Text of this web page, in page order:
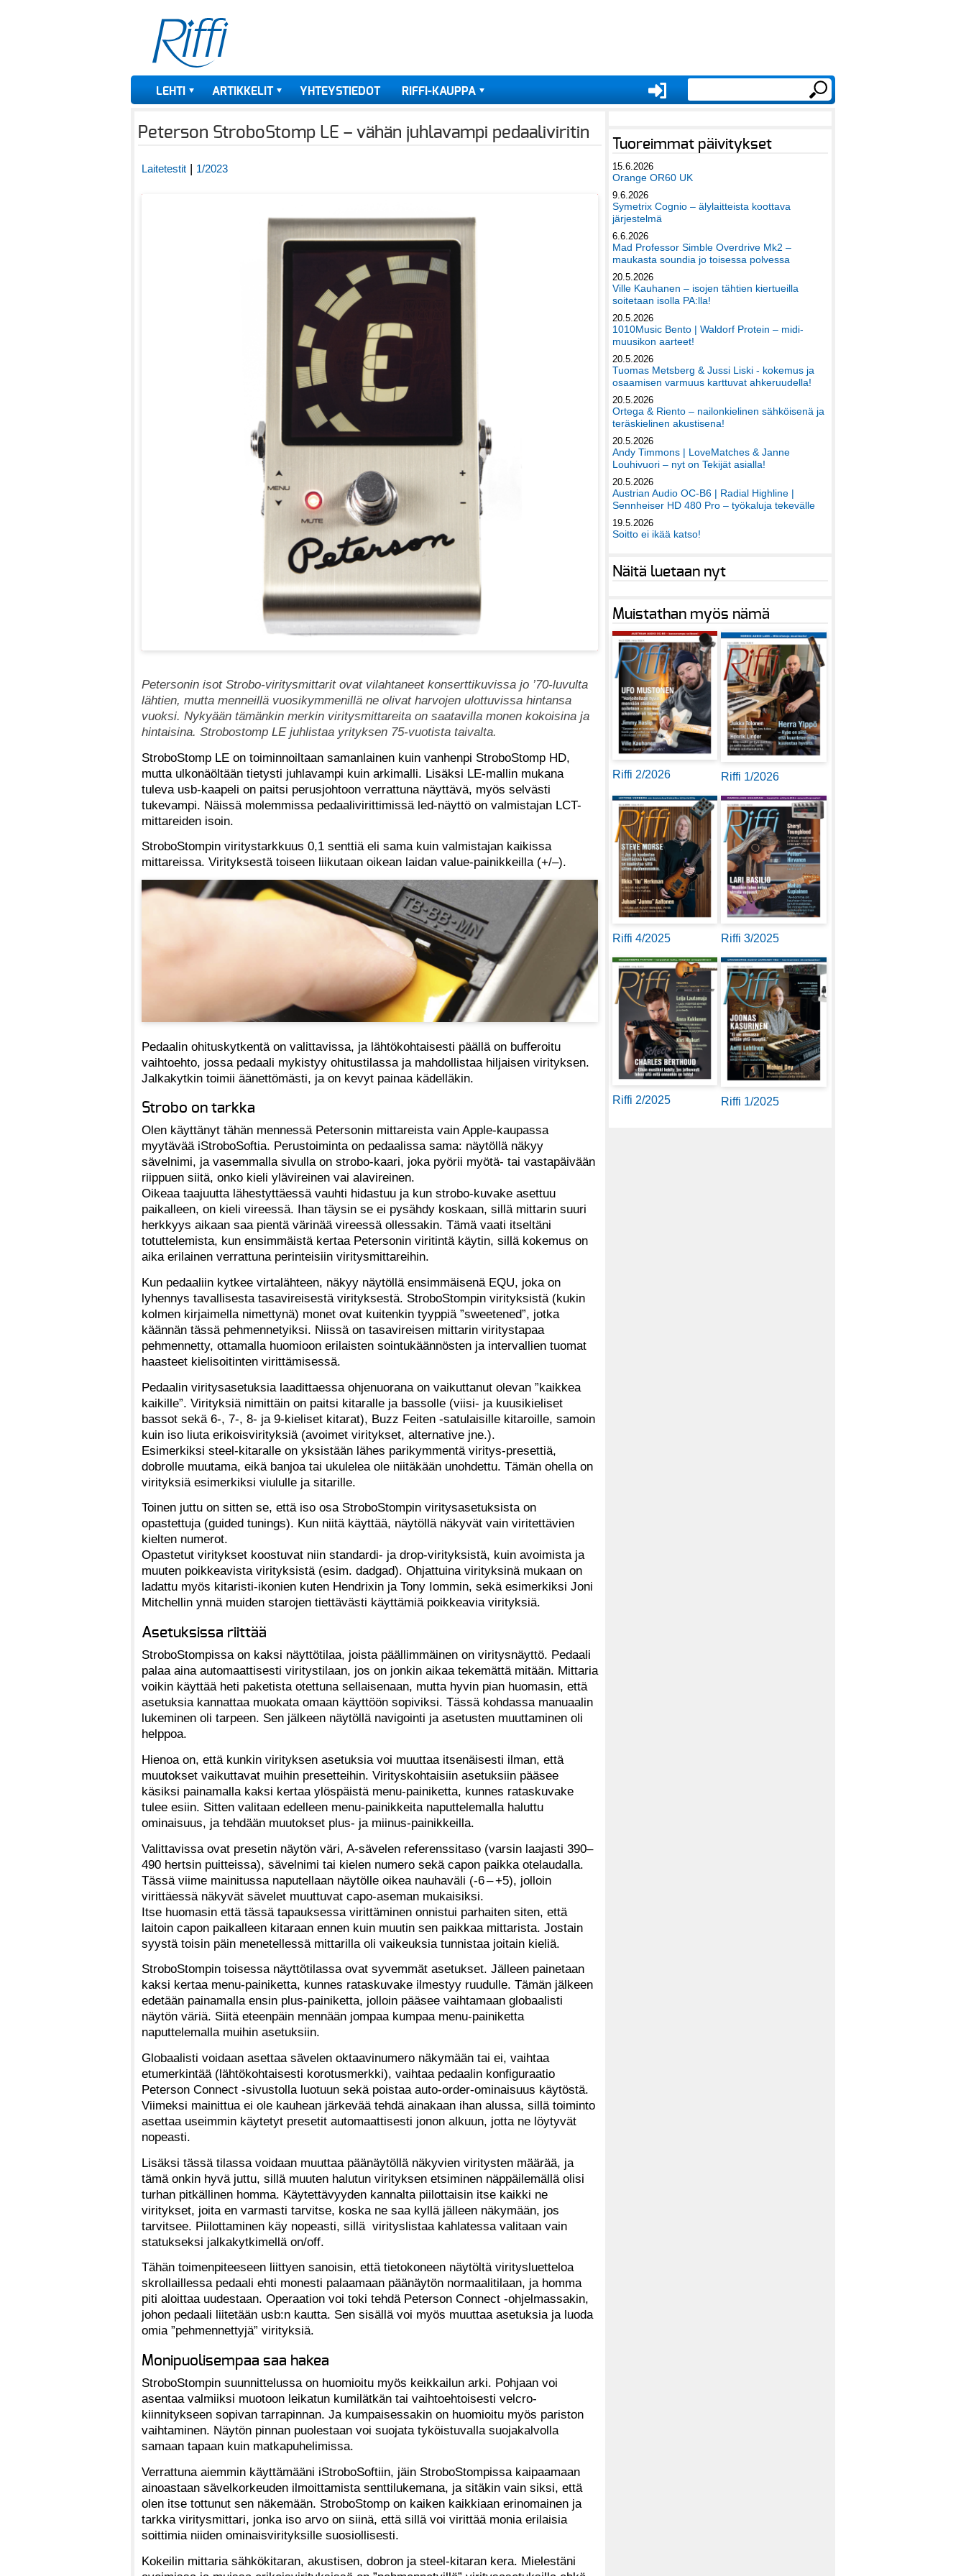
LEHTI ARTIKKELIT YHTEYSTIEDOT RIFFI-KAUPPA
Peterson StroboStomp LE – vähän juhlavampi pedaaliviritin
Laitetestit | 1/2023
Petersonin isot Strobo-viritysmittarit ovat vilahtaneet konserttikuvissa jo ’70-luvulta
lähtien, mutta menneillä vuosikymmenillä ne olivat harvojen ulottuvissa hintansa
vuoksi. Nykyään tämänkin merkin viritysmittareita on saatavilla monen kokoisina ja
hintaisina. Strobostomp LE juhlistaa yrityksen 75-vuotista taivalta.
StroboStomp LE on toiminnoiltaan samanlainen kuin vanhenpi StroboStomp HD,
mutta ulkonäöltään tietysti juhlavampi kuin arkimalli. Lisäksi LE-mallin mukana
tuleva usb-kaapeli on paitsi perusjohtoon verrattuna näyttävä, myös selvästi
tukevampi. Näissä molemmissa pedaalivirittimissä led-näyttö on valmistajan LCT-
mittareiden isoin.
StroboStompin viritystarkkuus 0,1 senttiä eli sama kuin valmistajan kaikissa
mittareissa. Virityksestä toiseen liikutaan oikean laidan value-painikkeilla (+/–).
Pedaalin ohituskytkentä on valittavissa, ja lähtökohtaisesti päällä on bufferoitu
vaihtoehto, jossa pedaali mykistyy ohitustilassa ja mahdollistaa hiljaisen virityksen.
Jalkakytkin toimii äänettömästi, ja on kevyt painaa kädelläkin.
Strobo on tarkka
Olen käyttänyt tähän mennessä Petersonin mittareista vain Apple-kaupassa
myytävää iStroboSoftia. Perustoiminta on pedaalissa sama: näytöllä näkyy
sävelnimi, ja vasemmalla sivulla on strobo-kaari, joka pyörii myötä- tai vastapäivään
riippuen siitä, onko kieli ylävireinen vai alavireinen.
Oikeaa taajuutta lähestyttäessä vauhti hidastuu ja kun strobo-kuvake asettuu
paikalleen, on kieli vireessä. Ihan täysin se ei pysähdy koskaan, sillä mittarin suuri
herkkyys aikaan saa pientä värinää vireessä ollessakin. Tämä vaati itseltäni
totuttelemista, kun ensimmäistä kertaa Petersonin viritintä käytin, sillä kokemus on
aika erilainen verrattuna perinteisiin viritysmittareihin.
Kun pedaaliin kytkee virtalähteen, näkyy näytöllä ensimmäisenä EQU, joka on
lyhennys tavallisesta tasavireisestä virityksestä. StroboStompin virityksistä (kukin
kolmen kirjaimella nimettynä) monet ovat kuitenkin tyyppiä ”sweetened”, jotka
käännän tässä pehmennetyiksi. Niissä on tasavireisen mittarin viritystapaa
pehmennetty, ottamalla huomioon erilaisten sointukäännösten ja intervallien tuomat
haasteet kielisoitinten virittämisessä.
Pedaalin viritysasetuksia laadittaessa ohjenuorana on vaikuttanut olevan ”kaikkea
kaikille”. Virityksiä nimittäin on paitsi kitaralle ja bassolle (viisi- ja kuusikieliset
bassot sekä 6-, 7-, 8- ja 9-kieliset kitarat), Buzz Feiten -satulaisille kitaroille, samoin
kuin iso liuta erikoisvirityksiä (avoimet viritykset, alternative jne.).
Esimerkiksi steel-kitaralle on yksistään lähes parikymmentä viritys-presettiä,
dobrolle muutama, eikä banjoa tai ukulelea ole niitäkään unohdettu. Tämän ohella on
virityksiä esimerkiksi viululle ja sitarille.
Toinen juttu on sitten se, että iso osa StroboStompin viritysasetuksista on
opastettuja (guided tunings). Kun niitä käyttää, näytöllä näkyvät vain viritettävien
kielten numerot.
Opastetut viritykset koostuvat niin standardi- ja drop-virityksistä, kuin avoimista ja
muuten poikkeavista virityksistä (esim. dadgad). Ohjattuina virityksinä mukaan on
ladattu myös kitaristi-ikonien kuten Hendrixin ja Tony Iommin, sekä esimerkiksi Joni
Mitchellin ynnä muiden starojen tiettävästi käyttämiä poikkeavia virityksiä.
Asetuksissa riittää
StroboStompissa on kaksi näyttötilaa, joista päällimmäinen on viritysnäyttö. Pedaali
palaa aina automaattisesti viritystilaan, jos on jonkin aikaa tekemättä mitään. Mittaria
voikin käyttää heti paketista otettuna sellaisenaan, mutta hyvin pian huomasin, että
asetuksia kannattaa muokata omaan käyttöön sopiviksi. Tässä kohdassa manuaalin
lukeminen oli tarpeen. Sen jälkeen näytöllä navigointi ja asetusten muuttaminen oli
helppoa.
Hienoa on, että kunkin virityksen asetuksia voi muuttaa itsenäisesti ilman, että
muutokset vaikuttavat muihin presetteihin. Virityskohtaisiin asetuksiin pääsee
käsiksi painamalla kaksi kertaa ylöspäistä menu-painiketta, kunnes rataskuvake
tulee esiin. Sitten valitaan edelleen menu-painikkeita naputtelemalla haluttu
ominaisuus, ja tehdään muutokset plus- ja miinus-painikkeilla.
Valittavissa ovat presetin näytön väri, A-sävelen referenssitaso (varsin laajasti 390–
490 hertsin puitteissa), sävelnimi tai kielen numero sekä capon paikka otelaudalla.
Tässä viime mainitussa naputellaan näytölle oikea nauhaväli (-6 – +5), jolloin
virittäessä näkyvät sävelet muuttuvat capo-aseman mukaisiksi.
Itse huomasin että tässä tapauksessa virittäminen onnistui parhaiten siten, että
laitoin capon paikalleen kitaraan ennen kuin muutin sen paikkaa mittarista. Jostain
syystä toisin päin menetellessä mittarilla oli vaikeuksia tunnistaa joitain kieliä.
StroboStompin toisessa näyttötilassa ovat syvemmät asetukset. Jälleen painetaan
kaksi kertaa menu-painiketta, kunnes rataskuvake ilmestyy ruudulle. Tämän jälkeen
edetään painamalla ensin plus-painiketta, jolloin pääsee vaihtamaan globaalisti
näytön väriä. Siitä eteenpäin mennään jompaa kumpaa menu-painiketta
naputtelemalla muihin asetuksiin.
Globaalisti voidaan asettaa sävelen oktaavinumero näkymään tai ei, vaihtaa
etumerkintää (lähtökohtaisesti korotusmerkki), vaihtaa pedaalin konfiguraatio
Peterson Connect -sivustolla luotuun sekä poistaa auto-order-ominaisuus käytöstä.
Viimeksi mainittua ei ole kauhean järkevää tehdä ainakaan ihan alussa, sillä toiminto
asettaa useimmin käytetyt presetit automaattisesti jonon alkuun, jotta ne löytyvät
nopeasti.
Lisäksi tässä tilassa voidaan muuttaa päänäytöllä näkyvien viritysten määrää, ja
tämä onkin hyvä juttu, sillä muuten halutun virityksen etsiminen näppäilemällä olisi
turhan pitkällinen homma. Käytettävyyden kannalta piilottaisin itse kaikki ne
viritykset, joita en varmasti tarvitse, koska ne saa kyllä jälleen näkymään, jos
tarvitsee. Piilottaminen käy nopeasti, sillä virityslistaa kahlatessa valitaan vain
statukseksi jalkakytkimellä on/off.
Tähän toimenpiteeseen liittyen sanoisin, että tietokoneen näytöltä viritysluetteloa
skrollaillessa pedaali ehti monesti palaamaan päänäytön normaalitilaan, ja homma
piti aloittaa uudestaan. Operaation voi toki tehdä Peterson Connect -ohjelmassakin,
johon pedaali liitetään usb:n kautta. Sen sisällä voi myös muuttaa asetuksia ja luoda
omia ”pehmennettyjä” virityksiä.
Monipuolisempaa saa hakea
StroboStompin suunnittelussa on huomioitu myös keikkailun arki. Pohjaan voi
asentaa valmiiksi muotoon leikatun kumilätkän tai vaihtoehtoisesti velcro-
kiinnitykseen sopivan tarrapinnan. Ja kumpaisessakin on huomioitu myös pariston
vaihtaminen. Näytön pinnan puolestaan voi suojata tyköistuvalla suojakalvolla
samaan tapaan kuin matkapuhelimissa.
Verrattuna aiemmin käyttämääni iStroboSoftiin, jäin StroboStompissa kaipaamaan
ainoastaan sävelkorkeuden ilmoittamista senttilukemana, ja sitäkin vain siksi, että
olen itse tottunut sen näkemään. StroboStomp on kaiken kaikkiaan erinomainen ja
tarkka viritysmittari, jonka iso arvo on siinä, että sillä voi virittää monia erilaisia
soittimia niiden ominaisvirityksille suosiollisesti.
Kokeilin mittaria sähkökitaran, akustisen, dobron ja steel-kitaran kera. Mielestäni
Tuoreimmat päivitykset
15.6.2026
Orange OR60 UK
9.6.2026
Symetrix Cognio – älylaitteista koottava
järjestelmä
6.6.2026
Mad Professor Simble Overdrive Mk2 –
maukasta soundia jo toisessa polvessa
20.5.2026
Ville Kauhanen – isojen tähtien kiertueilla
soitetaan isolla PA:lla!
20.5.2026
1010Music Bento | Waldorf Protein – midi-
muusikon aarteet!
20.5.2026
Tuomas Metsberg & Jussi Liski - kokemus ja
osaamisen varmuus karttuvat ahkeruudella!
20.5.2026
Ortega & Riento – nailonkielinen sähköisenä ja
teräskielinen akustisena!
20.5.2026
Andy Timmons | LoveMatches & Janne
Louhivuori – nyt on Tekijät asialla!
20.5.2026
Austrian Audio OC-B6 | Radial Highline |
Sennheiser HD 480 Pro – työkaluja tekevälle
19.5.2026
Soitto ei ikää katso!
Näitä luetaan nyt
Muistathan myös nämä
Riffi 2/2026 Riffi 1/2026
Riffi 4/2025 Riffi 3/2025
Riffi 2/2025 Riffi 1/2025